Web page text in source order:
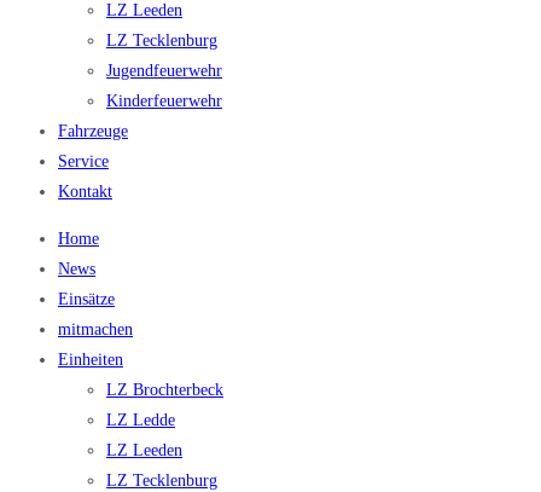
LZ Leeden
LZ Tecklenburg
Jugendfeuerwehr
Kinderfeuerwehr
Fahrzeuge
Service
Kontakt
Home
News
Einsätze
mitmachen
Einheiten
LZ Brochterbeck
LZ Ledde
LZ Leeden
LZ Tecklenburg